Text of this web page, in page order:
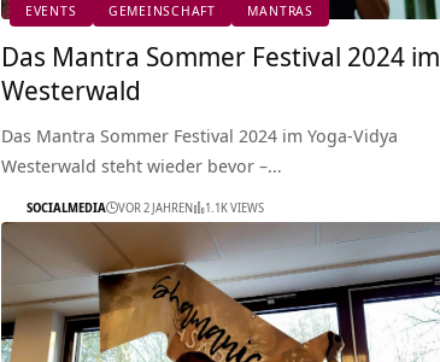
EVENTS GEMEINSCHAFT MANTRAS
Das Mantra Sommer Festival 2024 im
Westerwald
Das Mantra Sommer Festival 2024 im Yoga-Vidya
Westerwald steht wieder bevor –…
SOCIALMEDIA VOR 2 JAHREN 1.1K VIEWS